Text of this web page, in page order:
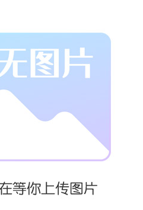
泊梁
处水浒
化带的
域。独